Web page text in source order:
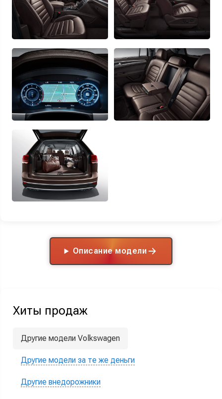
Описание модели
Хиты продаж
Другие модели Volkswagen
Другие модели за те же деньги
Другие внедорожники